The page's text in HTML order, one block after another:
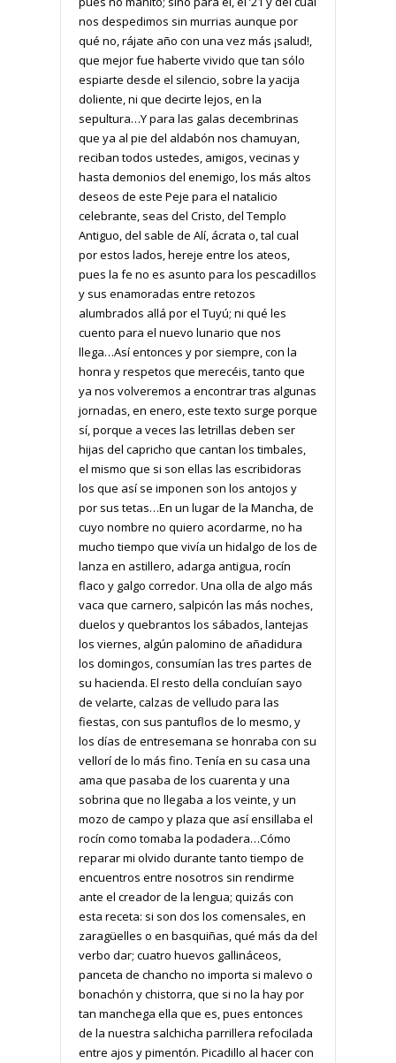
nos despedimos sin murrias aunque por
qué no, rájate año con una vez más ¡salud!,
que mejor fue haberte vivido que tan sólo
espiarte desde el silencio, sobre la yacija
doliente, ni que decirte lejos, en la
sepultura…Y para las galas decembrinas
que ya al pie del aldabón nos chamuyan,
reciban todos ustedes, amigos, vecinas y
hasta demonios del enemigo, los más altos
deseos de este Peje para el natalicio
celebrante, seas del Cristo, del Templo
Antiguo, del sable de Alí, ácrata o, tal cual
por estos lados, hereje entre los ateos,
pues la fe no es asunto para los pescadillos
y sus enamoradas entre retozos
alumbrados allá por el Tuyú; ni qué les
cuento para el nuevo lunario que nos
llega…Así entonces y por siempre, con la
honra y respetos que merecéis, tanto que
ya nos volveremos a encontrar tras algunas
jornadas, en enero, este texto surge porque
sí, porque a veces las letrillas deben ser
hijas del capricho que cantan los timbales,
el mismo que si son ellas las escribidoras
los que así se imponen son los antojos y
por sus tetas…En un lugar de la Mancha, de
cuyo nombre no quiero acordarme, no ha
mucho tiempo que vivía un hidalgo de los de
lanza en astillero, adarga antigua, rocín
flaco y galgo corredor. Una olla de algo más
vaca que carnero, salpicón las más noches,
duelos y quebrantos los sábados, lantejas
los viernes, algún palomino de añadidura
los domingos, consumían las tres partes de
su hacienda. El resto della concluían sayo
de velarte, calzas de velludo para las
fiestas, con sus pantuflos de lo mesmo, y
los días de entresemana se honraba con su
vellorí de lo más fino. Tenía en su casa una
ama que pasaba de los cuarenta y una
sobrina que no llegaba a los veinte, y un
mozo de campo y plaza que así ensillaba el
rocín como tomaba la podadera…Cómo
reparar mi olvido durante tanto tiempo de
encuentros entre nosotros sin rendirme
ante el creador de la lengua; quizás con
esta receta: si son dos los comensales, en
zaragüelles o en basquiñas, qué más da del
verbo dar; cuatro huevos gallináceos,
panceta de chancho no importa si malevo o
bonachón y chistorra, que si no la hay por
tan manchega ella que es, pues entonces
de la nuestra salchicha parrillera refocilada
entre ajos y pimentón. Picadillo al hacer con